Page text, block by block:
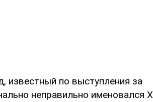
известный по выступления за
неправильно именовался